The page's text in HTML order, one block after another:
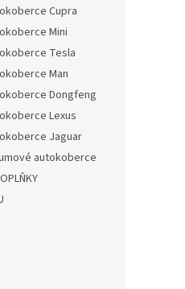
Cupra
Mini
Tesla
Man
Dongfeng
Lexus
Jaguar
autokoberce